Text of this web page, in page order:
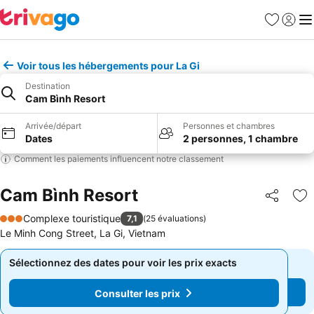
Favoris
Se
Voir tous les hébergements pour La Gi
Destination
Cam Bình Resort
Arrivée/départ
Dates
Personnes et chambres
2 personnes, 1 chambre
Comment les paiements influencent notre classement
Cam Bình Resort Partager
3 Étoiles
Complexe touristique 7,1 (25 évaluations)
Le Minh Cong Street, La Gi, Vietnam
Sélectionnez des dates pour voir les prix exacts
Consulter les prix
Sélectionnez des dates pour voir les prix exacts
Consulter les prix